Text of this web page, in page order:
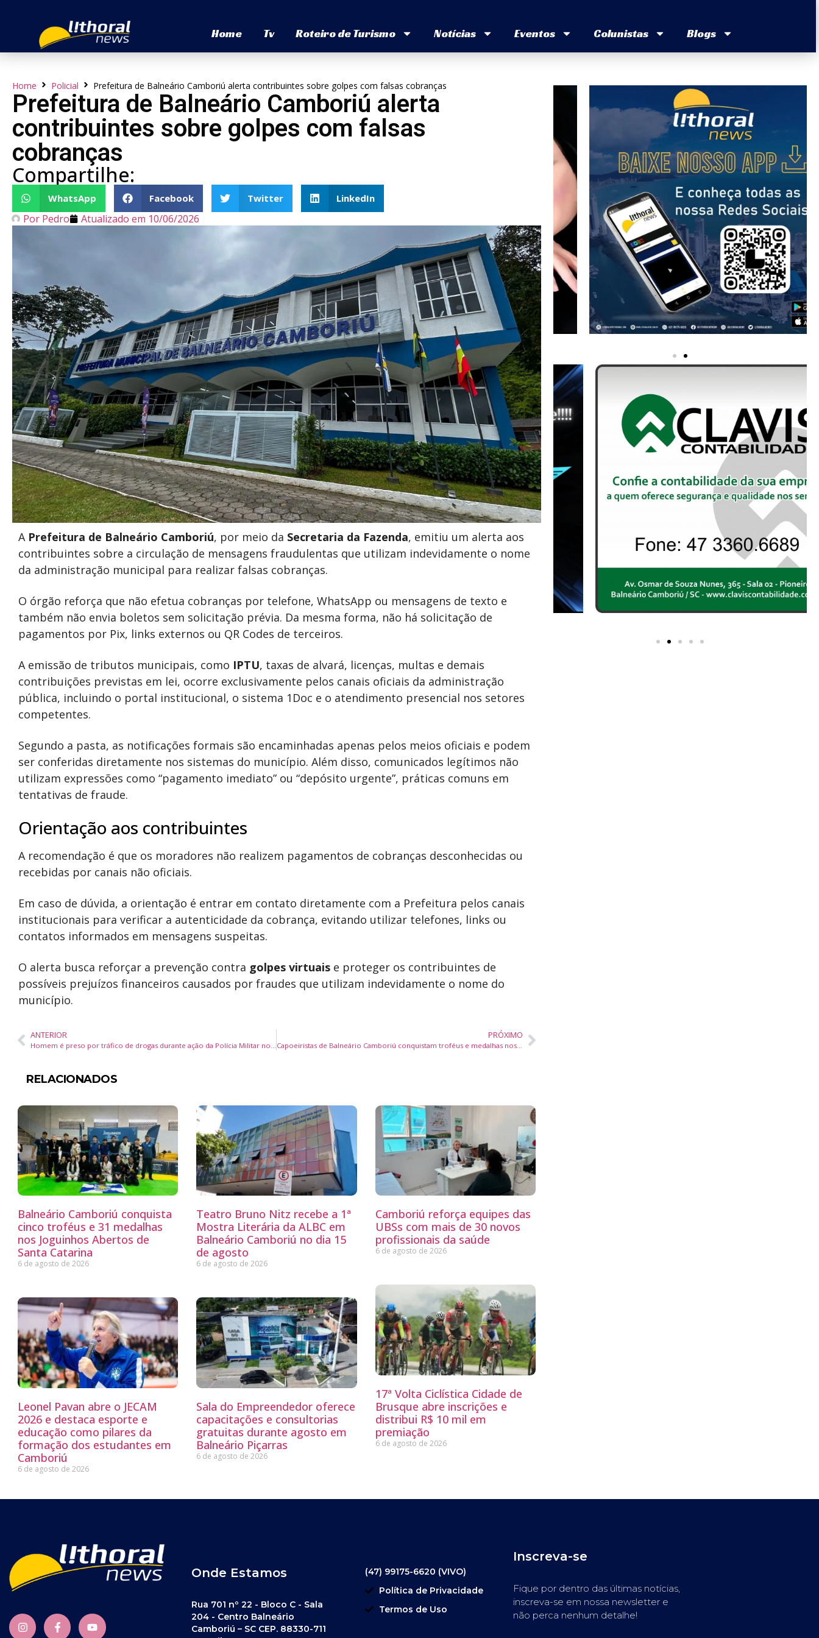
Home Tv Roteiro de Turismo Notícias Eventos Colunistas Blogs
Home Policial Prefeitura de Balneário Camboriú alerta contribuintes sobre golpes com falsas cobranças
Prefeitura de Balneário Camboriú alerta
contribuintes sobre golpes com falsas
cobranças
Compartilhe:
WhatsApp Facebook Twitter LinkedIn
Por Pedro Atualizado em 10/06/2026
A Prefeitura de Balneário Camboriú, por meio da Secretaria da Fazenda, emitiu um alerta aos
contribuintes sobre a circulação de mensagens fraudulentas que utilizam indevidamente o nome
da administração municipal para realizar falsas cobranças.
O órgão reforça que não efetua cobranças por telefone, WhatsApp ou mensagens de texto e
também não envia boletos sem solicitação prévia. Da mesma forma, não há solicitação de
pagamentos por Pix, links externos ou QR Codes de terceiros.
A emissão de tributos municipais, como IPTU, taxas de alvará, licenças, multas e demais
contribuições previstas em lei, ocorre exclusivamente pelos canais oficiais da administração
pública, incluindo o portal institucional, o sistema 1Doc e o atendimento presencial nos setores
competentes.
Segundo a pasta, as notificações formais são encaminhadas apenas pelos meios oficiais e podem
ser conferidas diretamente nos sistemas do município. Além disso, comunicados legítimos não
utilizam expressões como “pagamento imediato” ou “depósito urgente”, práticas comuns em
tentativas de fraude.
Orientação aos contribuintes
A recomendação é que os moradores não realizem pagamentos de cobranças desconhecidas ou
recebidas por canais não oficiais.
Em caso de dúvida, a orientação é entrar em contato diretamente com a Prefeitura pelos canais
institucionais para verificar a autenticidade da cobrança, evitando utilizar telefones, links ou
contatos informados em mensagens suspeitas.
O alerta busca reforçar a prevenção contra golpes virtuais e proteger os contribuintes de
possíveis prejuízos financeiros causados por fraudes que utilizam indevidamente o nome do
município.
ANTERIOR
Homem é preso por tráfico de drogas durante ação da Polícia Militar no Bairro das Nações, em Balneário Camboriú
PRÓXIMO
Capoeiristas de Balneário Camboriú conquistam troféus e medalhas nos Jogos Sul-Brasileiros da ABADÁ-Capoeira
RELACIONADOS
Balneário Camboriú conquista
cinco troféus e 31 medalhas
nos Joguinhos Abertos de
Santa Catarina
6 de agosto de 2026
Teatro Bruno Nitz recebe a 1ª
Mostra Literária da ALBC em
Balneário Camboriú no dia 15
de agosto
6 de agosto de 2026
Camboriú reforça equipes das
UBSs com mais de 30 novos
profissionais da saúde
6 de agosto de 2026
Leonel Pavan abre o JECAM
2026 e destaca esporte e
educação como pilares da
formação dos estudantes em
Camboriú
6 de agosto de 2026
Sala do Empreendedor oferece
capacitações e consultorias
gratuitas durante agosto em
Balneário Piçarras
6 de agosto de 2026
17ª Volta Ciclística Cidade de
Brusque abre inscrições e
distribui R$ 10 mil em
premiação
6 de agosto de 2026
Onde Estamos
Rua 701 nº 22 - Bloco C - Sala
204 - Centro Balneário
Camboriú – SC CEP. 88330-711
(47) 99175-6620 (VIVO)
Política de Privacidade
Termos de Uso
Inscreva-se
Fique por dentro das últimas notícias,
inscreva-se em nossa newsletter e
não perca nenhum detalhe!